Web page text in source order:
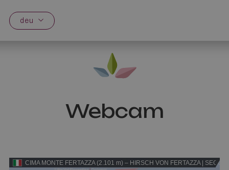
deu
Webcam
CIMA MONTE FERTAZZA (2.101 m) – HIRSCH VON FERTAZZA |